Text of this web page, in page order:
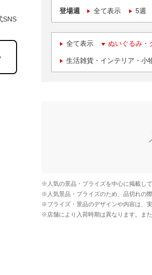
登場週 全て表示 5週
全て表示 ぬいぐるみ・
生活雑貨・インテリア・小
SNS